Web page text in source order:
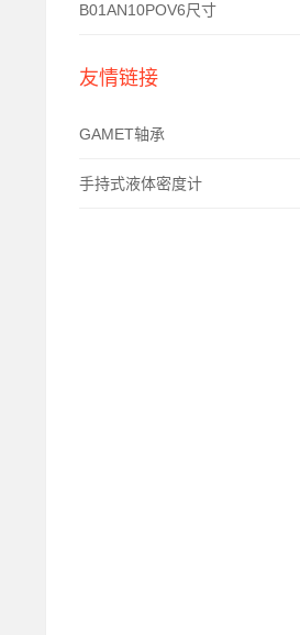
B01AN10POV6尺寸
友情链接
GAMET轴承
手持式液体密度计